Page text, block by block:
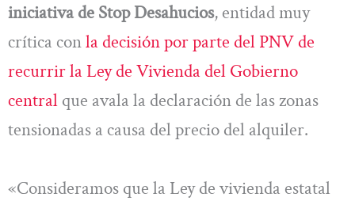
iniciativa de Stop Desahucios, entidad muy
crítica conla decisión por parte del PNV de
recurrir la Ley de Vivienda del Gobierno
central que avala la declaración de las zonas
tensionadas a causa del precio del alquiler.
«Consideramos que la Ley de vivienda estatal